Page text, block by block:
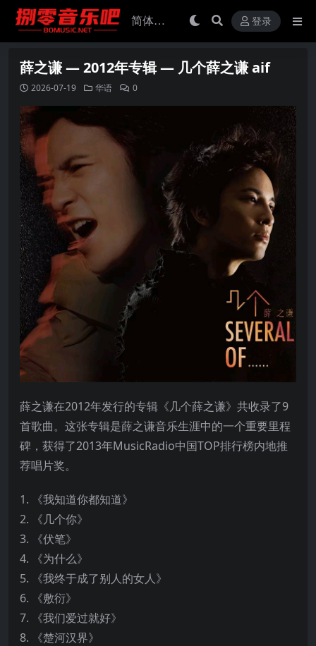
登录
薛之谦 — 2012年专辑 — 几个薛之谦 aif
2026-07-19 华语 0
薛之谦在2012年发行的专辑《几个薛之谦》共收录了9
首歌曲。这张专辑是薛之谦音乐生涯中的一个重要里程
碑，获得了2013年MusicRadio中国TOP排行榜内地推
荐唱片奖。
1. 《我知道你都知道》
2. 《几个你》
3. 《伏笔》
4. 《为什么》
5. 《我终于成了别人的女人》
6. 《敷衍》
7. 《我们爱过就好》
8. 《楚河汉界》